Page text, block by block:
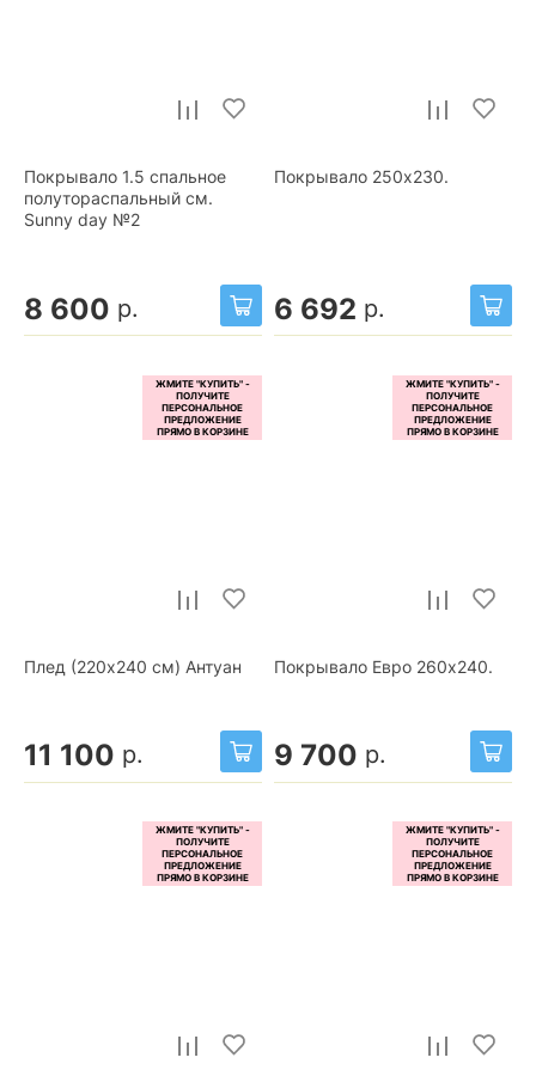
Покрывало 1.5 спальное
полутораспальный см.
Sunny day №2
8 600 р.
Покрывало 250x230.
6 692 р.
Плед (220x240 см) Антуан
11 100 р.
Покрывало Евро 260x240.
9 700 р.